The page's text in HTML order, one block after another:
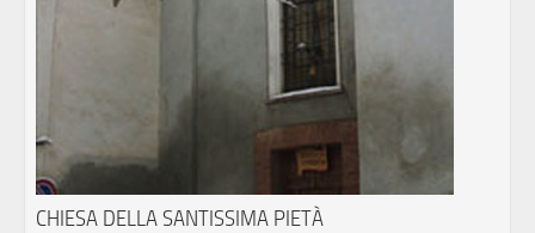
CHIESA DELLA SANTISSIMA PIETÀ